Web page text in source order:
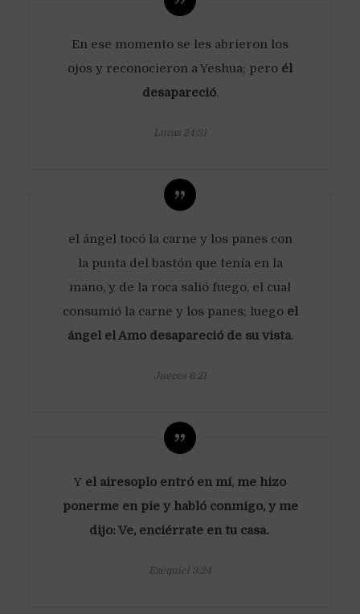
En ese momento se les abrieron los
ojos y reconocieron a Yeshua; pero él
desapareció.
Lucas 24:31
el ángel tocó la carne y los panes con
la punta del bastón que tenía en la
mano, y de la roca salió fuego, el cual
consumió la carne y los panes; luego el
ángel el Amo desapareció de su vista.
Jueces 6:21
Y el airesoplo entró en mí, me hizo
ponerme en pie y habló conmigo, y me
dijo: Ve, enciérrate en tu casa.
Ezequiel 3:24